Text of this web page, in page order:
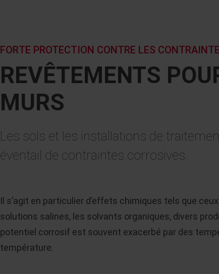
REVÊTEMENTS
MURS
FORTE PROTECTION CONTRE LES
Les sols et les installations de
éventail de contraintes corrosives.
Il s’agit en particulier d’effets chimiques tels que
solutions salines, les solvants organiques, divers
potentiel corrosif est souvent exacerbé par des
température.